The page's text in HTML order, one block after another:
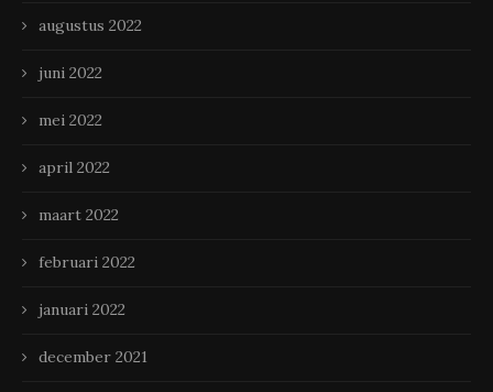
augustus 2022
juni 2022
mei 2022
april 2022
maart 2022
februari 2022
januari 2022
december 2021